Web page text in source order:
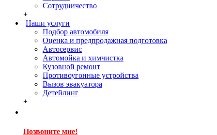
Сотрудничество
+
Наши услуги
Подбор автомобиля
Оценка и предпродажная подготовка
Автосервис
Автомойка и химчистка
Кузовной ремонт
Противоугонные устройства
Вызов эвакуатора
Детейлинг
+
Позвоните мне!